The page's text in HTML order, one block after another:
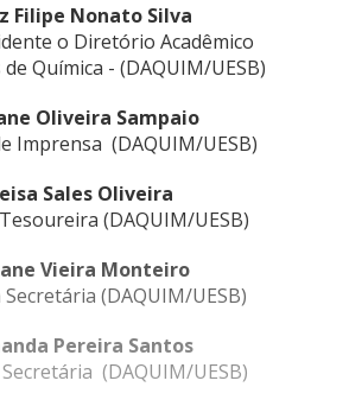
Filipe Nonato Silva
o Diretório Acadêmico
Química - (DAQUIM/UESB)
Oliveira Sampaio
Imprensa (DAQUIM/UESB)
Sales Oliveira
(DAQUIM/UESB)
Vieira Monteiro
(DAQUIM/UESB)
Pereira Santos
(DAQUIM/UESB)